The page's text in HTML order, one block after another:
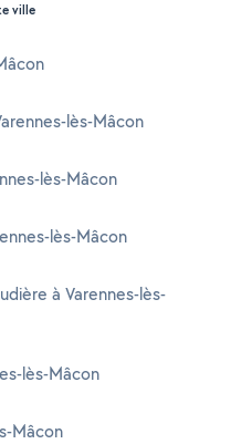
ville
lès-Mâcon
lès-Mâcon
lès-Mâcon
à Varennes-lès-
lès-Mâcon
Mâcon